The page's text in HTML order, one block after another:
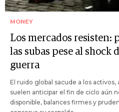
MONEY
Los mercados resisten:
las subas pese al shock
guerra
El ruido global sacude a los
suelen anticipar el fin de ciclo aún
disponible, balances firmes y